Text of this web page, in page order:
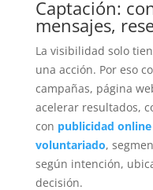
Captación:
mensajes,
La visibilidad solo
una acción. Por eso
campañas, página
acelerar resultados,
con publicidad
voluntariado,
según intención,
decisión.